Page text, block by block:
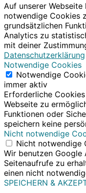
Auf unserer
notwendige Cookies
grundsätzlichen
Analytics zu
mit deiner
Datenschutzerklärung
Notwendige Cookies
Notwendige
immer aktiv
Erforderliche
Webseite zu
Funktionen oder
speichern keine
Nicht notwendige
Nicht notwendige
Wir benutzen Google
Seitenaufrufe zu
einen nicht
SPEICHERN &